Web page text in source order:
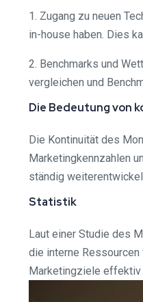
1. Zugang zu neuen
in-house haben. Dies
2. Benchmarks und
vergleichen und
Die Bedeutung von
Die Kontinuität des
Marketingkennzahlen
ständig
Statistik
Laut einer Studie des
die interne
Marketingziele effektiv